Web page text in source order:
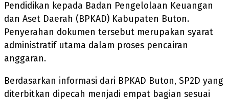
Pendidikan kepada Badan Pengelolaan Keuangan
dan Aset Daerah (BPKAD) Kabupaten Buton.
Penyerahan dokumen tersebut merupakan syarat
administratif utama dalam proses pencairan
anggaran.
Berdasarkan informasi dari BPKAD Buton, SP2D yang
diterbitkan dipecah menjadi empat bagian sesuai